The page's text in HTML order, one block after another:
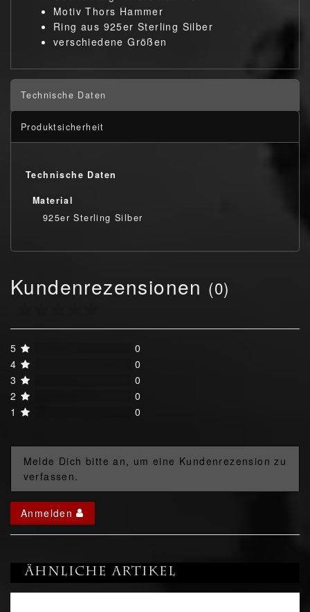
Motiv Thors Hammer
Ring aus 925er Sterling Silber
verschiedene Größen
Technische Daten
Produktsicherheit
Technische Daten
Material
925er Sterling Silber
Kundenrezensionen (0)
5
0
4
0
3
0
2
0
1
0
Melde Dich bitte an, um eine Kundenrezension zu
verfassen.
Anmelden
Ähnliche Artikel